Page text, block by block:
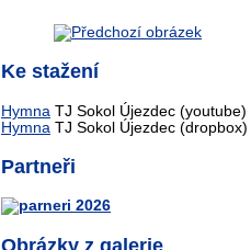
Ke stažení
Hymna TJ Sokol Újezdec (youtube)
Hymna TJ Sokol Újezdec (dropbox)
Partneři